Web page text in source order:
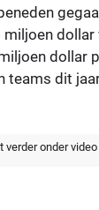
dollar
dollar
teams dit
verder onder video